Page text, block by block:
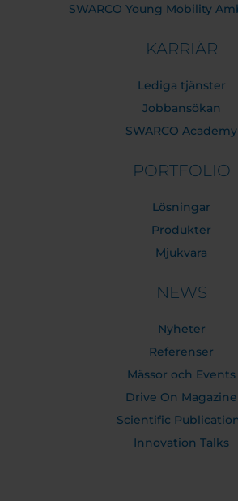
SWARCO Young Mobility
KARRIÄR
Lediga tjänster
Jobbansökan
SWARCO Academy
PORTFOLIO
Lösningar
Produkter
Mjukvara
NEWS
Nyheter
Referenser
Mässor och Events
Drive On Magazine
Scientific
Innovation Talks